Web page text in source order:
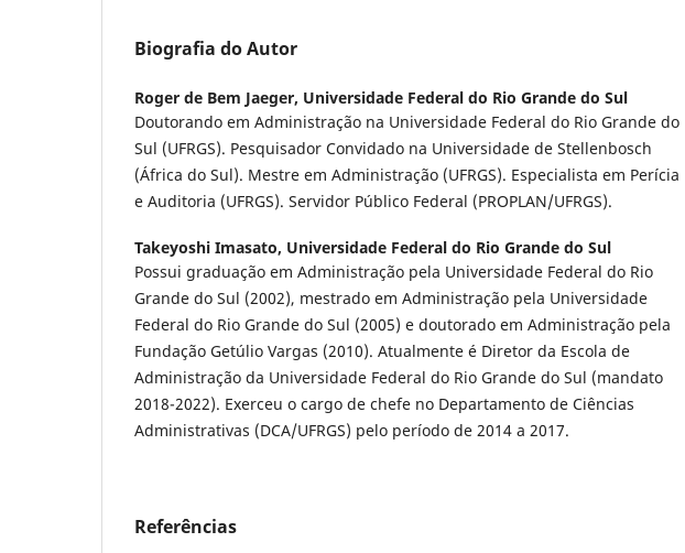
Biografia do Autor
Roger de Bem Jaeger, Universidade Federal do Rio Grande do Sul
Doutorando em Administração na Universidade Federal do Rio Grande do
Sul (UFRGS). Pesquisador Convidado na Universidade de Stellenbosch
(África do Sul). Mestre em Administração (UFRGS). Especialista em Perícia
e Auditoria (UFRGS). Servidor Público Federal (PROPLAN/UFRGS).
Takeyoshi Imasato, Universidade Federal do Rio Grande do Sul
Possui graduação em Administração pela Universidade Federal do Rio
Grande do Sul (2002), mestrado em Administração pela Universidade
Federal do Rio Grande do Sul (2005) e doutorado em Administração pela
Fundação Getúlio Vargas (2010). Atualmente é Diretor da Escola de
Administração da Universidade Federal do Rio Grande do Sul (mandato
2018-2022). Exerceu o cargo de chefe no Departamento de Ciências
Administrativas (DCA/UFRGS) pelo período de 2014 a 2017.
Referências